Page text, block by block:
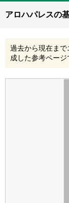
アロハパレスの
過去から現在ま
成した参考ページ